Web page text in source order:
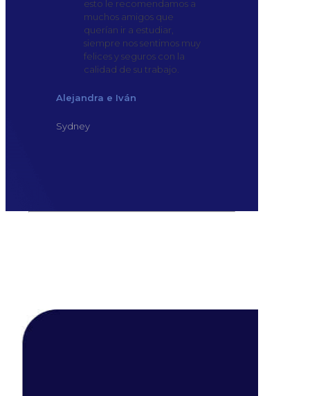
esto le recomendamos a
muchos amigos que
querían ir a estudiar,
siempre nos sentimos muy
felices y seguros con la
calidad de su trabajo.
Alejandra e Iván
Sydney